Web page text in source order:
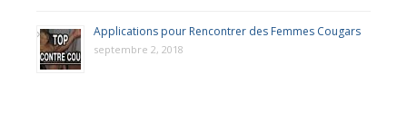
Applications pour Rencontrer des Femmes Cougars
septembre 2, 2018